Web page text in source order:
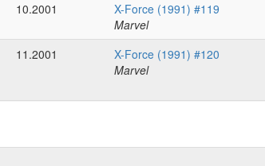
10.2001
X-Force (1991) #119
Marvel
11.2001
X-Force (1991) #120
Marvel